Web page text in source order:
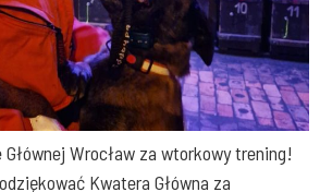
Wrocław za wtorkowy trening!
Kwatera Główna za